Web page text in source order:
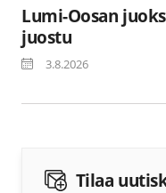
Lumi-Oosan
juostu
3.8.2026
Tilaa